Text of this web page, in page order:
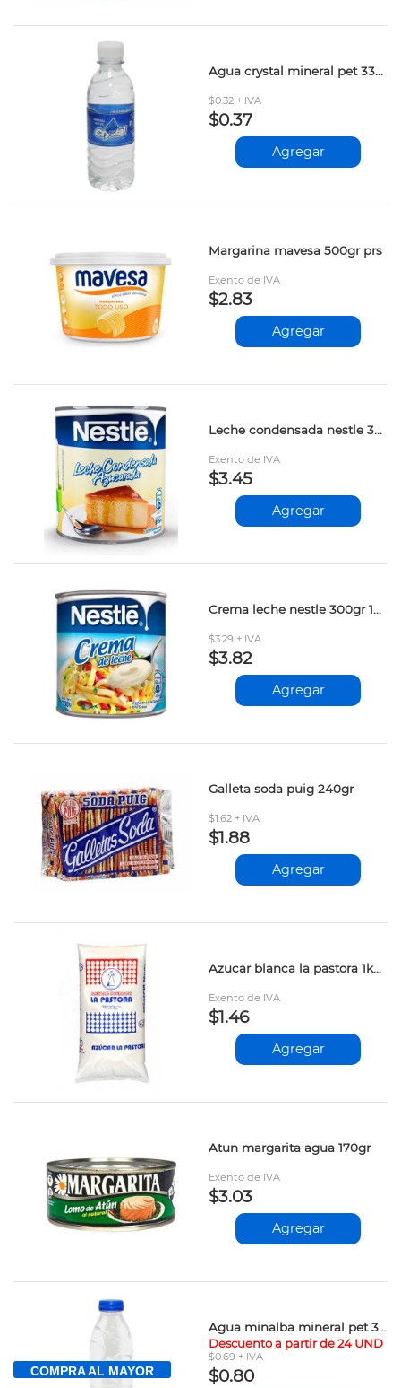
Agua crystal mineral pet 330ml
$0.32 + IVA
$0.37
Agregar
Margarina mavesa 500gr prs
Exento de IVA
$2.83
Agregar
Leche condensada nestle 395gr 12267655 xx
Exento de IVA
$3.45
Agregar
Crema leche nestle 300gr 12105675 xx
$3.29 + IVA
$3.82
Agregar
Galleta soda puig 240gr
$1.62 + IVA
$1.88
Agregar
Azucar blanca la pastora 1kg prs
Exento de IVA
$1.46
Agregar
Atun margarita agua 170gr
Exento de IVA
$3.03
Agregar
COMPRA AL MAYOR
Agua minalba mineral pet 355ml vpv
Descuento a partir de 24 UND
$0.69 + IVA
$0.80